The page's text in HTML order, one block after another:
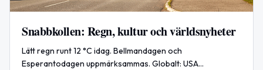
Snabbkollen: Regn, kultur och världsnyheter
Lätt regn runt 12 °C idag. Bellmandagen och
Esperantodagen uppmärksammas. Globalt: USA